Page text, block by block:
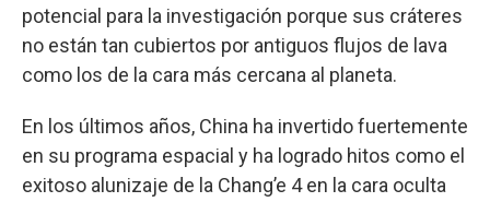
potencial para la investigación porque sus cráteres
no están tan cubiertos por antiguos flujos de lava
como los de la cara más cercana al planeta.
En los últimos años, China ha invertido fuertemente
en su programa espacial y ha logrado hitos como el
exitoso alunizaje de la Chang’e 4 en la cara oculta